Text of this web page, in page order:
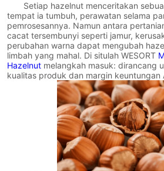
Setiap hazelnut menceritakan
tempat ia tumbuh, perawatan selama
pemrosesannya. Namun antara
cacat tersembunyi seperti jamur,
perubahan warna dapat mengubah
limbah yang mahal. Di situlah WESORT
Hazelnut melangkah masuk: dirancang
kualitas produk dan margin keuntungan